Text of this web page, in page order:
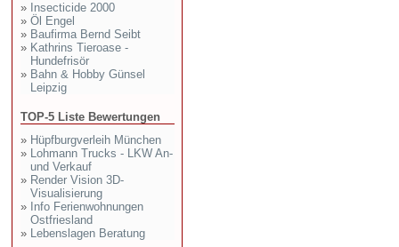
» Insecticide 2000
» Öl Engel
» Baufirma Bernd Seibt
» Kathrins Tieroase -
Hundefrisör
» Bahn & Hobby Günsel
Leipzig
TOP-5 Liste Bewertungen
» Hüpfburgverleih München
» Lohmann Trucks - LKW An-
und Verkauf
» Render Vision 3D-
Visualisierung
» Info Ferienwohnungen
Ostfriesland
» Lebenslagen Beratung